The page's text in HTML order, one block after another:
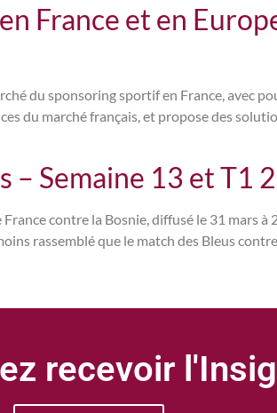
France et en
du sponsoring sportif en France, avec
du marché français, et propose des
– Semaine 13 et T1
contre la Bosnie, diffusé le 31 mars
rassemblé que le match des Bleus
recevoir